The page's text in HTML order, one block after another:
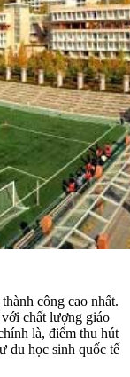
công cao nhất.
chất lượng giáo
là, điểm thu hút
du học sinh quốc tế